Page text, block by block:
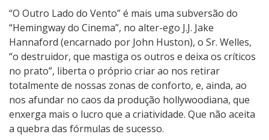
“O Outro Lado do Vento” é mais uma subversão do
“Hemingway do Cinema”, no alter-ego J.J. Jake
Hannaford (encarnado por John Huston), o Sr. Welles,
“o destruidor, que mastiga os outros e deixa os críticos
no prato”, liberta o próprio criar ao nos retirar
totalmente de nossas zonas de conforto, e, ainda, ao
nos afundar no caos da produção hollywoodiana, que
enxerga mais o lucro que a criatividade. Que não aceita
a quebra das fórmulas de sucesso.